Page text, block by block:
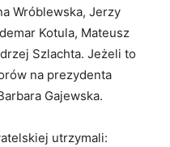
Wróblewska, Jerzy
Kotula, Mateusz
Szlachta. Jeżeli to
na prezydenta
Gajewska.
utrzymali: